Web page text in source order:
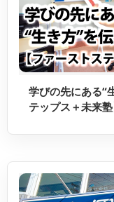
学びの先にある“
テップス＋未来